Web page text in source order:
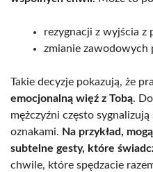
rezygnacji z wyjścia z
zmianie zawodowych
Takie decyzje pokazują, że
emocjonalną więź z Tobą.
mężczyźni często
oznakami. Na przykład,
subtelne gesty, które
chwile, które spędzacie